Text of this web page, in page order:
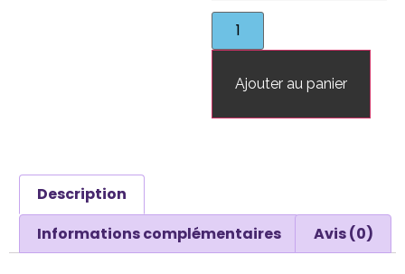
Ajouter au panier
Description
Informations complémentaires
Avis (0)